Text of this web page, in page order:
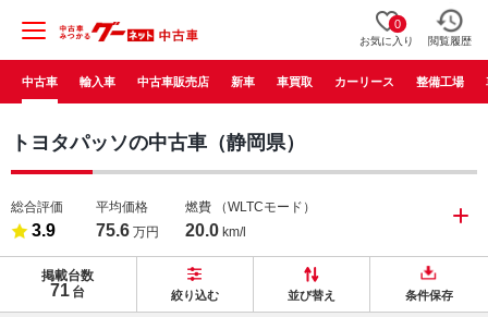
0
お気に入り 閲覧履歴
中古車 輸入車 中古車販売店 新車 車買取 カーリース 整備工場
トヨタパッソの中古車（静岡県）
総合評価
3.9
平均価格
75.6 万円
燃費 （WLTCモード）
20.0 km/l
掲載台数
71 台 絞り込む 並び替え 条件保存